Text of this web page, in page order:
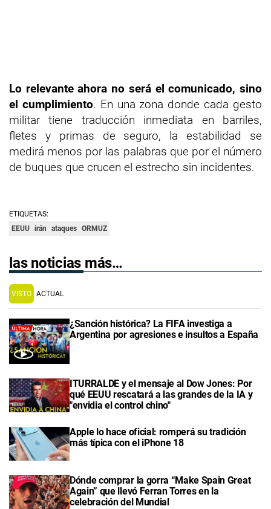
Lo relevante ahora no será el comunicado, sino
el cumplimiento. En una zona donde cada gesto
militar tiene traducción inmediata en barriles,
fletes y primas de seguro, la estabilidad se
medirá menos por las palabras que por el número
de buques que crucen el estrecho sin incidentes.
ETIQUETAS:
EEUU irán ataques ORMUZ
las noticias más…
VISTO ACTUAL
¿Sanción histórica? La FIFA investiga a
Argentina por agresiones e insultos a España
ITURRALDE y el mensaje al Dow Jones: Por
qué EEUU rescatará a las grandes de la IA y
"envidia el control chino"
Apple lo hace oficial: romperá su tradición
más típica con el iPhone 18
Dónde comprar la gorra “Make Spain Great
Again” que llevó Ferran Torres en la
celebración del Mundial